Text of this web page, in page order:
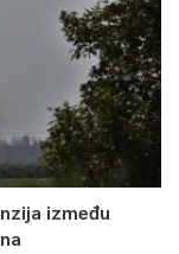
između